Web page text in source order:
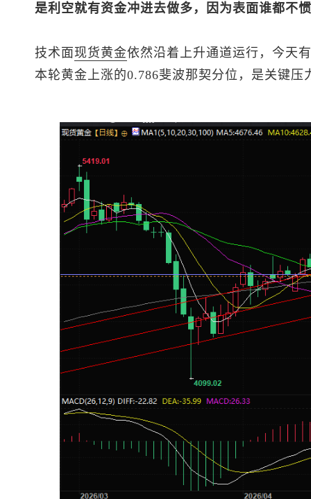
是利空就有资金冲进去做多，因为表面谁都不
技术面现货黄金依然沿着上升通道运行，今天
本轮黄金上涨的0.786斐波那契分位，是关键压